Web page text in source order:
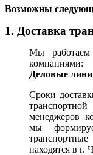
Возможны
1. Доставка
Мы работаем
Деловые
Сроки
менеджеров
мы
находятся в г.